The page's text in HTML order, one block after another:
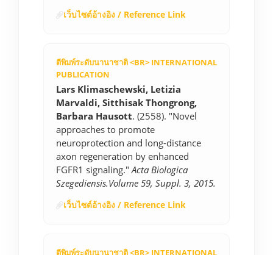
เว็บไซต์อ้างอิง / Reference Link
ตีพิมพ์ระดับนานาชาติ <BR> INTERNATIONAL
PUBLICATION
Lars Klimaschewski, Letizia
Marvaldi, Sitthisak Thongrong,
Barbara Hausott. (2558). "Novel
approaches to promote
neuroprotection and long-distance
axon regeneration by enhanced
FGFR1 signaling."Acta Biologica
Szegediensis.Volume 59, Suppl. 3, 2015.
เว็บไซต์อ้างอิง / Reference Link
ตีพิมพ์ระดับนานาชาติ <BR> INTERNATIONAL